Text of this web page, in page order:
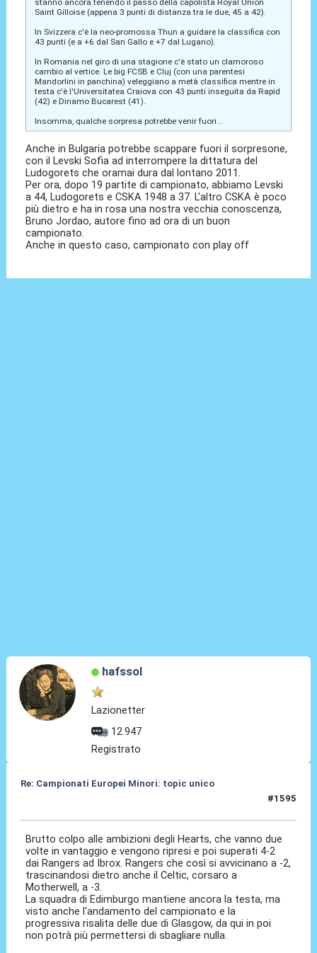
stanno ancora tenendo il passo della capolista Royal Union
Saint Gilloise (appena 3 punti di distanza tra le due, 45 a 42).
In Svizzera c'è la neo-promossa Thun a guidare la classifica con
43 punti (e a +6 dal San Gallo e +7 dal Lugano).
In Romania nel giro di una stagione c'è stato un clamoroso
cambio al vertice. Le big FCSB e Cluj (con una parentesi
Mandorlini in panchina) veleggiano a metà classifica mentre in
testa c'è l'Universitatea Craiova con 43 punti inseguita da Rapid
(42) e Dinamo Bucarest (41).
Insomma, qualche sorpresa potrebbe venir fuori...
Anche in Bulgaria potrebbe scappare fuori il sorpresone,
con il Levski Sofia ad interrompere la dittatura del
Ludogorets che oramai dura dal lontano 2011.
Per ora, dopo 19 partite di campionato, abbiamo Levski
a 44, Ludogorets e CSKA 1948 a 37. L'altro CSKA è poco
più dietro e ha in rosa una nostra vecchia conoscenza,
Bruno Jordao, autore fino ad ora di un buon
campionato.
Anche in questo caso, campionato con play off
hafssol
Lazionetter
12.947
Registrato
Re: Campionati Europei Minori: topic unico
#1595
Brutto colpo alle ambizioni degli Hearts, che vanno due
volte in vantaggio e vengono ripresi e poi superati 4-2
dai Rangers ad Ibrox. Rangers che così si avvicinano a -2,
trascinandosi dietro anche il Celtic, corsaro a
Motherwell, a -3.
La squadra di Edimburgo mantiene ancora la testa, ma
visto anche l'andamento del campionato e la
progressiva risalita delle due di Glasgow, da qui in poi
non potrà più permettersi di sbagliare nulla.